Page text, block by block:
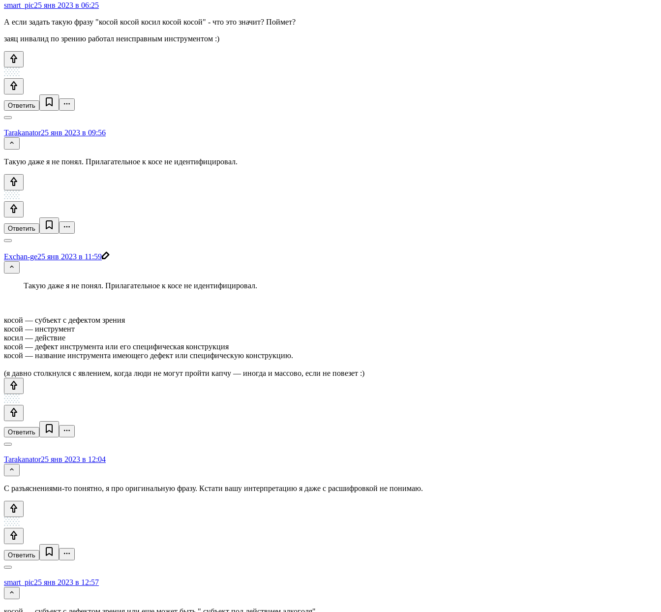
smart_pic25 янв 2023 в 06:25
А если задать такую фразу "косой косой косил косой косой" - что это значит? Поймет?
заяц инвалид по зрению работал неисправным инструментом :)
Ответить
Tarakanator25 янв 2023 в 09:56
Такую даже я не понял. Прилагательное к косе не идентифицировал.
Ответить
Exchan-ge25 янв 2023 в 11:59
Такую даже я не понял. Прилагательное к косе не идентифицировал.
косой — субъект с дефектом зрения
косой — инструмент
косил — действие
косой — дефект инструмента или его специфическая конструкция
косой — название инструмента имеющего дефект или специфическую конструкцию.
(я давно столкнулся с явлением, когда люди не могут пройти капчу — иногда и массово, если не повезет :)
Ответить
Tarakanator25 янв 2023 в 12:04
С разъяснениями-то понятно, я про оригинальную фразу. Кстати вашу интерпретацию я даже с расшифровкой не понимаю.
Ответить
smart_pic25 янв 2023 в 12:57